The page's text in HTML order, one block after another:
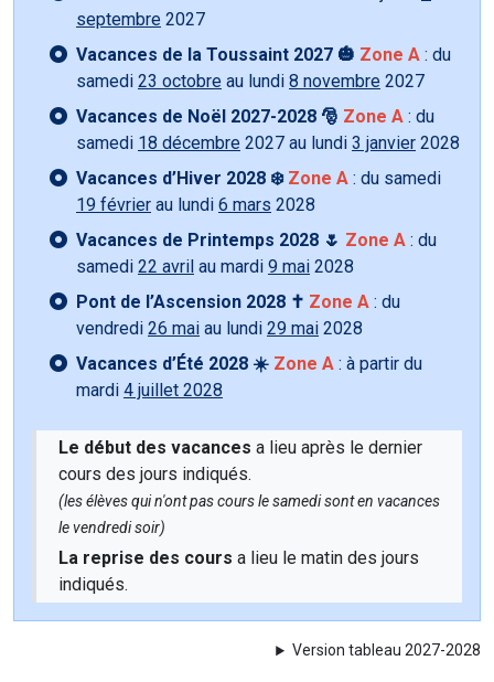
septembre 2027
Vacances de la Toussaint 2027 🎃 Zone A : du
samedi 23 octobre au lundi 8 novembre 2027
Vacances de Noël 2027-2028 🎅 Zone A : du
samedi 18 décembre 2027 au lundi 3 janvier 2028
Vacances d’Hiver 2028 ❄️ Zone A : du samedi
19 février au lundi 6 mars 2028
Vacances de Printemps 2028 🌷 Zone A : du
samedi 22 avril au mardi 9 mai 2028
Pont de l’Ascension 2028 ✝️ Zone A : du
vendredi 26 mai au lundi 29 mai 2028
Vacances d’Été 2028 ☀️ Zone A : à partir du
mardi 4 juillet 2028
Le début des vacances a lieu après le dernier
cours des jours indiqués.
(les élèves qui n'ont pas cours le samedi sont en vacances
le vendredi soir)
La reprise des cours a lieu le matin des jours
indiqués.
Version tableau 2027-2028